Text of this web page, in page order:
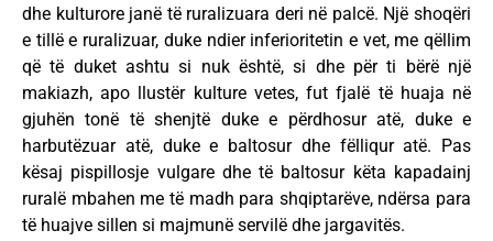
dhe kulturore janë të ruralizuara deri në palcë. Një shoqëri
e tillë e ruralizuar, duke ndier inferioritetin e vet, me qëllim
që të duket ashtu si nuk është, si dhe për ti bërë një
makiazh, apo llustër kulture vetes, fut fjalë të huaja në
gjuhën tonë të shenjtë duke e përdhosur atë, duke e
harbutëzuar atë, duke e baltosur dhe fëlliqur atë. Pas
kësaj pispillosje vulgare dhe të baltosur këta kapadainj
ruralë mbahen me të madh para shqiptarëve, ndërsa para
të huajve sillen si majmunë servilë dhe jargavitës.